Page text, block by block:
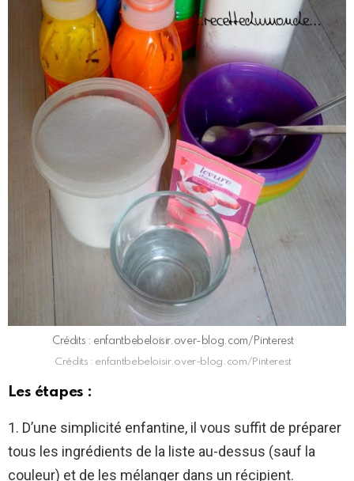
Crédits : enfantbebeloisir.over-blog.com/Pinterest
Crédits : enfantbebeloisir.over-blog.com/Pinterest
Les étapes :
1. D’une simplicité enfantine, il vous suffit de préparer
tous les ingrédients de la liste au-dessus (sauf la
couleur) et de les mélanger dans un récipient.